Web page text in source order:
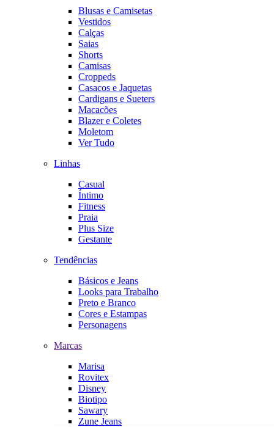
Blusas e Camisetas
Vestidos
Calças
Saias
Shorts
Camisas
Croppeds
Casacos e Jaquetas
Cardigans e Sueters
Macacões
Blazer e Coletes
Moletom
Ver Tudo
Linhas
Casual
Íntimo
Fitness
Praia
Plus Size
Gestante
Tendências
Básicos e Jeans
Looks para Trabalho
Preto e Branco
Cores e Estampas
Personagens
Marcas
Marisa
Rovitex
Disney
Biotipo
Sawary
Zune Jeans